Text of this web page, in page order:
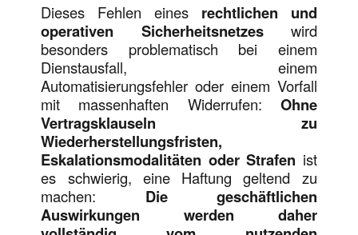
Dieses Fehlen eines rechtlichen und
operativen Sicherheitsnetzeswird
besonders problematisch bei einem
Dienstausfall, einem
Automatisierungsfehler oder einem Vorfall
mit massenhaften Widerrufen: Ohne
Vertragsklauseln zu
Wiederherstellungsfristen,
Eskalationsmodalitäten oder Strafen ist
es schwierig, eine Haftung geltend zu
machen: Die geschäftlichen
Auswirkungen werden daher